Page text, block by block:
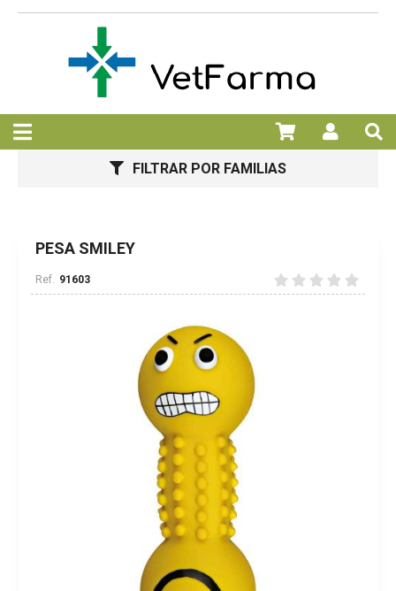
FILTRAR POR FAMILIAS
PESA SMILEY
91603